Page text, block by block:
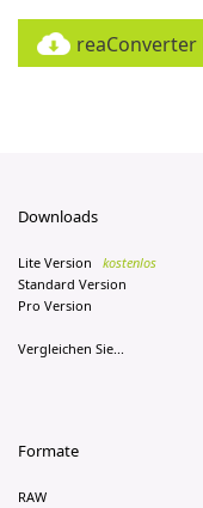
Downloads
Lite Version
kostenlos
Standard Version
Pro Version
Vergleichen Sie...
Formate
RAW